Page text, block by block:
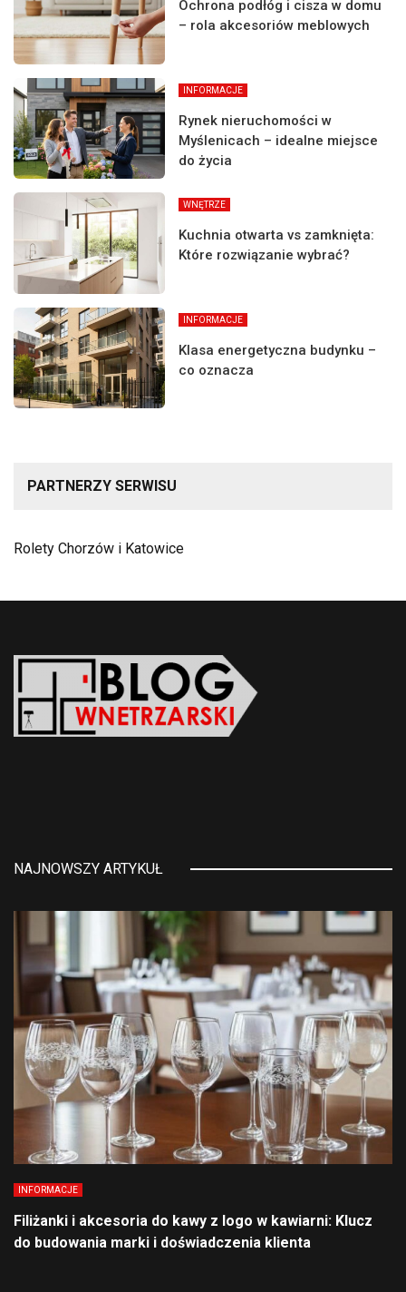
Ochrona podłóg i cisza w domu
– rola akcesoriów meblowych
INFORMACJE
Rynek nieruchomości w
Myślenicach – idealne miejsce
do życia
WNĘTRZE
Kuchnia otwarta vs zamknięta:
Które rozwiązanie wybrać?
INFORMACJE
Klasa energetyczna budynku –
co oznacza
PARTNERZY SERWISU
Rolety Chorzów i Katowice
NAJNOWSZY ARTYKUŁ
INFORMACJE
Filiżanki i akcesoria do kawy z logo w kawiarni: Klucz
do budowania marki i doświadczenia klienta